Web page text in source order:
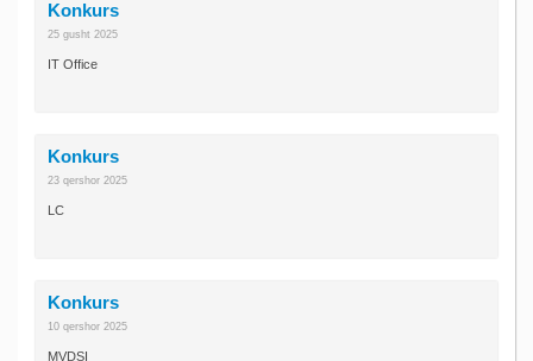
Konkurs
25 gusht 2025
IT Office
Konkurs
23 qershor 2025
LC
Konkurs
10 qershor 2025
MVDSI